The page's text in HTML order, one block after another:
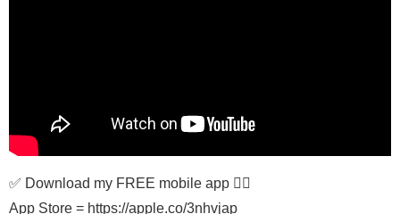
✅ Download my FREE mobile app 👇🏾
App Store = https://apple.co/3nhvjap